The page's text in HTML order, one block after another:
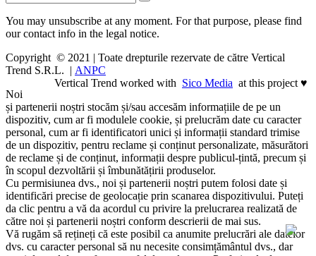
You may unsubscribe at any moment. For that purpose, please find
our contact info in the legal notice.
Copyright © 2021 | Toate drepturile rezervate de către Vertical
Trend S.R.L. | ANPC
Vertical Trend worked with Sico Media at this project ♥
Noi
și partenerii noștri stocăm și/sau accesăm informațiile de pe un
dispozitiv, cum ar fi modulele cookie, și prelucrăm date cu caracter
personal, cum ar fi identificatori unici și informații standard trimise
de un dispozitiv, pentru reclame și conținut personalizate, măsurători
de reclame și de conținut, informații despre publicul-țintă, precum și
în scopul dezvoltării și îmbunătățirii produselor.
Cu permisiunea dvs., noi și partenerii noștri putem folosi date și
identificări precise de geolocație prin scanarea dispozitivului. Puteți
da clic pentru a vă da acordul cu privire la prelucrarea realizată de
către noi și partenerii noștri conform descrierii de mai sus.
Vă rugăm să rețineți că este posibil ca anumite prelucrări ale datelor
dvs. cu caracter personal să nu necesite consimțământul dvs., dar